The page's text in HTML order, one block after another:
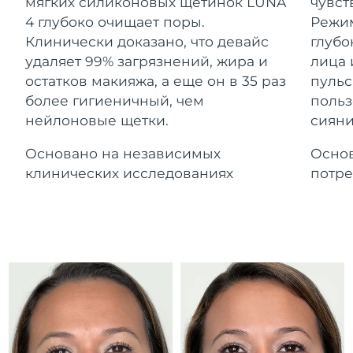
4 глубоко очищает поры.
Клинически доказано, что девайс
удаляет 99% загрязнений, жира и
остатков макияжа, а еще он в 35 раз
более гигиеничный, чем
нейлоновые щетки.
Основано на независимых
клинических исследованиях
лица
For healthy hair
Косметика Для мужчин
Купить
Гибралтар
Ожидаемая дата доставки
8/13/26
Греция
Ожидаемая дата доставки
Гонконг (САР)
Ожидаемая дата доставки
8/10/26
Венгрия
Ожидаемая дата доставки
Ирландия
Ожидаемая дата доставки
8/9/26
о-в Мэн
Ожидаемая дата доставки